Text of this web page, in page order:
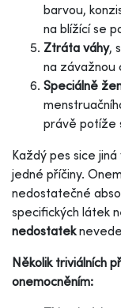
barvou,
na blížící se
Ztráta váhy,
na závažnou
Speciálně
právě potíže
Každý pes sice
jedné příčiny.
nedostatečné
specifických látek
nedostatek
Několik triviálních
onemocněním: